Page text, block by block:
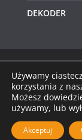
DEKODER
Prawa
Motyw:
Używamy
korzystania z
Możesz
używamy, lub
Akceptuj